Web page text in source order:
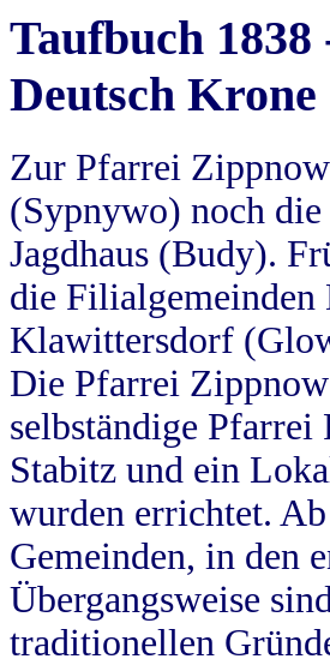
Taufbuch
Deutsch Krone
Zur Pfarrei
(Sypnywo) noch
Jagdhaus (Budy).
die
Klawittersdorf
Die Pfarrei
selbständige
Stabitz und ein
wurden errichtet.
Gemeinden, in den
Übergangsweise
traditionellen